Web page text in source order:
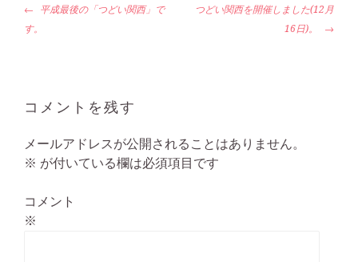
投
稿
ー
ョ
ン
平成最後の「つどい関西」で
す。
つどい関西を開催しました(12月
16日)。
コメントを残す
メールアドレスが公開されることはありません。
※ が付いている欄は必須項目です
コメント
※